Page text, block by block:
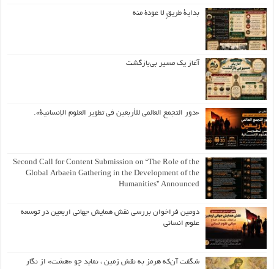
بداية طريقٍ لا عودة منه
آغاز یک مسیر بی‌بازگشت
«دور التجمع العالمي للأربعين في تطوير العلوم الإنسانية».
Second Call for Content Submission on “The Role of the
Global Arbaein Gathering in the Development of the
Humanities” Announced
دومین فراخوان بررسی نقش همایش جهانی اربعین در توسعه
علوم انسانی
شگفت آن‌که هرمز به نقش زمین ، نماید چو «هشت» از نگار